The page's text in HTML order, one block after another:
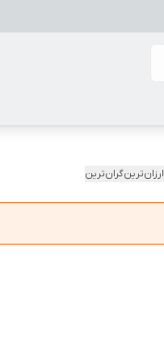
ارزان‌ترینگران‌ترین